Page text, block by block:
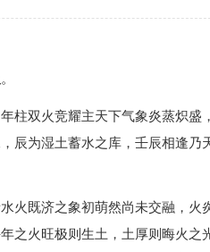
。
柱双火竞耀主天下气象炎蒸炽盛
辰为湿土蓄水之库，壬辰相逢乃
火既济之象初萌然尚未交融，火
之火旺极则生土，土厚则晦火之